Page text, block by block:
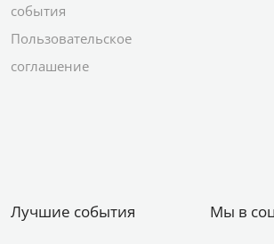
события
Пользовательское
соглашение
Лучшие события Мы в